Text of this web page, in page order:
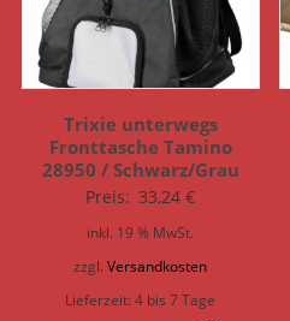
Trixie unterwegs
Fronttasche Tamino
28950 / Schwarz/Grau
Preis: 33,24€
inkl. 19 % MwSt.
zzgl.Versandkosten
Lieferzeit:4 bis 7 Tage